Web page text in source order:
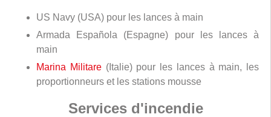
US Navy (USA) pour les lances à main
Armada Española (Espagne) pour les lances à
main
Marina Militare(Italie) pour les lances à main, les
proportionneurs et les stations mousse
Services d'incendie